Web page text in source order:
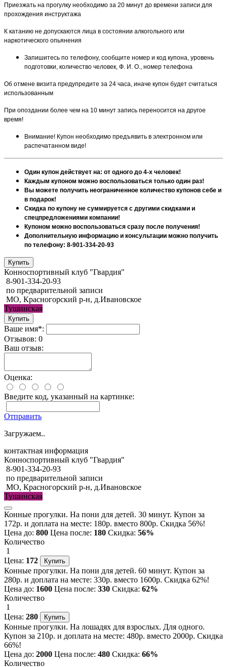
Приезжать на прогулку необходимо за 20 минут до времени записи для
прохождения инструктажа
К катанию не допускаются лица в состоянии алкогольного или
наркотического опьянения
Запишитесь по телефону, сообщите номер и код купона, уровень
подготовки, количество человек, Ф. И. О., номер телефона
Об отмене визита предупредите за 24 часа, иначе купон будет считаться
использованным
При опоздании более чем на 10 минут запись переносится на другое
время!
Внимание! Купон необходимо предъявить в электронном или
распечатанном виде!
Один купон действует на: от одного до 4-х человек!
Каждым купоном можно воспользоваться только один раз!
Вы можете получить неограниченное количество купонов себе и
в подарок!
Скидка по купону не суммируется с другими скидками и
спецпредложениями компании!
Купоном можно воспользоваться сразу после получения!
Дополнительную информацию и консультации можно получить
по телефону: 8-901-334-20-93
Конноспортивный клуб "Гвардия"
8-901-334-20-93
по предварительной записи
МО, Красногорский р-н, д.Ивановское
Тушинская
Ваше имя*:
Отзывов: 0
Ваш отзыв:
Оценка:
Введите код, указанный на картинке:
Отправить
Загружаем..
контактная информация
Конноспортивный клуб "Гвардия"
8-901-334-20-93
по предварительной записи
МО, Красногорский р-н, д.Ивановское
Тушинская
Конные прогулки. На пони для детей. 30 минут. Купон за
172р. и доплата на месте: 180р. вместо 800р. Скидка 56%!
Цена до: 800 Цена после: 180 Скидка: 56%
Количество
1
Цена: 172
Конные прогулки. На пони для детей. 60 минут. Купон за
280р. и доплата на месте: 330р. вместо 1600р. Скидка 62%!
Цена до: 1600 Цена после: 330 Скидка: 62%
Количество
1
Цена: 280
Конные прогулки. На лошадях для взрослых. Для одного.
Купон за 210р. и доплата на месте: 480р. вместо 2000р. Скидка
66%!
Цена до: 2000 Цена после: 480 Скидка: 66%
Количество